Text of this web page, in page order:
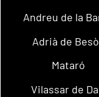
Andreu de la
Adrià de
Mataró
Vilassar de